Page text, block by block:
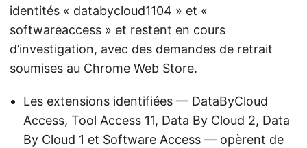
identités « databycloud1104 » et «
softwareaccess » et restent en cours
d’investigation, avec des demandes de retrait
soumises au Chrome Web Store.
Les extensions identifiées — DataByCloud
Access, Tool Access 11, Data By Cloud 2, Data
By Cloud 1 et Software Access — opèrent de